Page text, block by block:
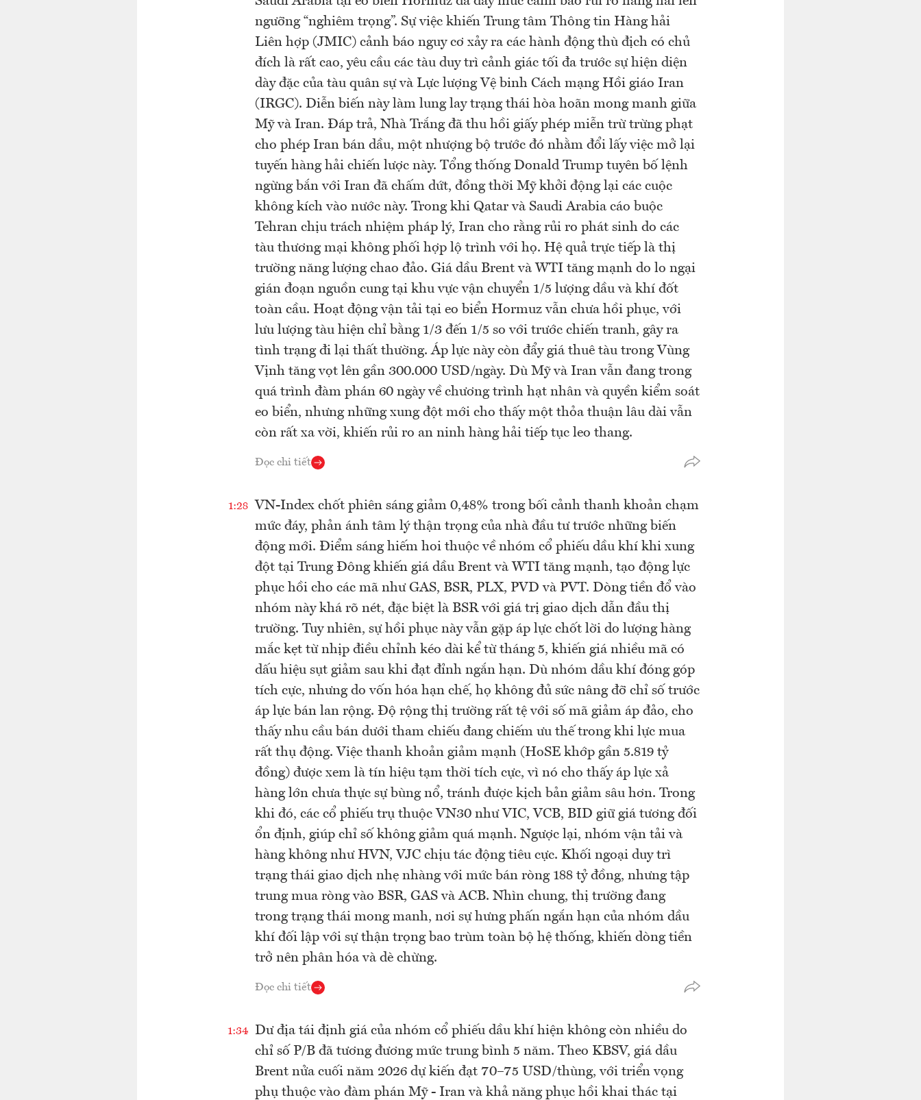
ngưỡng “nghiêm trọng”. Sự việc khiến Trung tâm Thông tin Hàng hải
Liên hợp (JMIC) cảnh báo nguy cơ xảy ra các hành động thù địch có chủ
đích là rất cao, yêu cầu các tàu duy trì cảnh giác tối đa trước sự hiện diện
dày đặc của tàu quân sự và Lực lượng Vệ binh Cách mạng Hồi giáo Iran
(IRGC). Diễn biến này làm lung lay trạng thái hòa hoãn mong manh giữa
Mỹ và Iran. Đáp trả, Nhà Trắng đã thu hồi giấy phép miễn trừ trừng phạt
cho phép Iran bán dầu, một nhượng bộ trước đó nhằm đổi lấy việc mở lại
tuyến hàng hải chiến lược này. Tổng thống Donald Trump tuyên bố lệnh
ngừng bắn với Iran đã chấm dứt, đồng thời Mỹ khởi động lại các cuộc
không kích vào nước này. Trong khi Qatar và Saudi Arabia cáo buộc
Tehran chịu trách nhiệm pháp lý, Iran cho rằng rủi ro phát sinh do các
tàu thương mại không phối hợp lộ trình với họ. Hệ quả trực tiếp là thị
trường năng lượng chao đảo. Giá dầu Brent và WTI tăng mạnh do lo ngại
gián đoạn nguồn cung tại khu vực vận chuyển 1/5 lượng dầu và khí đốt
toàn cầu. Hoạt động vận tải tại eo biển Hormuz vẫn chưa hồi phục, với
lưu lượng tàu hiện chỉ bằng 1/3 đến 1/5 so với trước chiến tranh, gây ra
tình trạng đi lại thất thường. Áp lực này còn đẩy giá thuê tàu trong Vùng
Vịnh tăng vọt lên gần 300.000 USD/ngày. Dù Mỹ và Iran vẫn đang trong
quá trình đàm phán 60 ngày về chương trình hạt nhân và quyền kiểm soát
eo biển, nhưng những xung đột mới cho thấy một thỏa thuận lâu dài vẫn
còn rất xa vời, khiến rủi ro an ninh hàng hải tiếp tục leo thang.
Đọc chi tiết
1:28
VN-Index chốt phiên sáng giảm 0,48% trong bối cảnh thanh khoản chạm
mức đáy, phản ánh tâm lý thận trọng của nhà đầu tư trước những biến
động mới. Điểm sáng hiếm hoi thuộc về nhóm cổ phiếu dầu khí khi xung
đột tại Trung Đông khiến giá dầu Brent và WTI tăng mạnh, tạo động lực
phục hồi cho các mã như GAS, BSR, PLX, PVD và PVT. Dòng tiền đổ vào
nhóm này khá rõ nét, đặc biệt là BSR với giá trị giao dịch dẫn đầu thị
trường. Tuy nhiên, sự hồi phục này vẫn gặp áp lực chốt lời do lượng hàng
mắc kẹt từ nhịp điều chỉnh kéo dài kể từ tháng 5, khiến giá nhiều mã có
dấu hiệu sụt giảm sau khi đạt đỉnh ngắn hạn. Dù nhóm dầu khí đóng góp
tích cực, nhưng do vốn hóa hạn chế, họ không đủ sức nâng đỡ chỉ số trước
áp lực bán lan rộng. Độ rộng thị trường rất tệ với số mã giảm áp đảo, cho
thấy nhu cầu bán dưới tham chiếu đang chiếm ưu thế trong khi lực mua
rất thụ động. Việc thanh khoản giảm mạnh (HoSE khớp gần 5.819 tỷ
đồng) được xem là tín hiệu tạm thời tích cực, vì nó cho thấy áp lực xả
hàng lớn chưa thực sự bùng nổ, tránh được kịch bản giảm sâu hơn. Trong
khi đó, các cổ phiếu trụ thuộc VN30 như VIC, VCB, BID giữ giá tương đối
ổn định, giúp chỉ số không giảm quá mạnh. Ngược lại, nhóm vận tải và
hàng không như HVN, VJC chịu tác động tiêu cực. Khối ngoại duy trì
trạng thái giao dịch nhẹ nhàng với mức bán ròng 188 tỷ đồng, nhưng tập
trung mua ròng vào BSR, GAS và ACB. Nhìn chung, thị trường đang
trong trạng thái mong manh, nơi sự hưng phấn ngắn hạn của nhóm dầu
khí đối lập với sự thận trọng bao trùm toàn bộ hệ thống, khiến dòng tiền
trở nên phân hóa và dè chừng.
Đọc chi tiết
1:34
Dư địa tái định giá của nhóm cổ phiếu dầu khí hiện không còn nhiều do
chỉ số P/B đã tương đương mức trung bình 5 năm. Theo KBSV, giá dầu
Brent nửa cuối năm 2026 dự kiến đạt 70–75 USD/thùng, với triển vọng
phụ thuộc vào đàm phán Mỹ - Iran và khả năng phục hồi khai thác tại